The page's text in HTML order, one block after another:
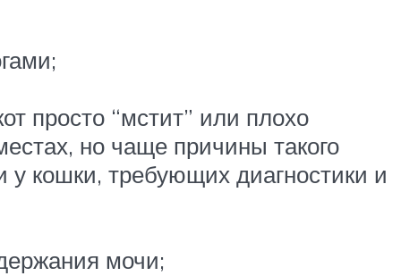
просто “мстит” или плохо
но чаще причины такого
у кошки, требующих диагностики и
мочи;